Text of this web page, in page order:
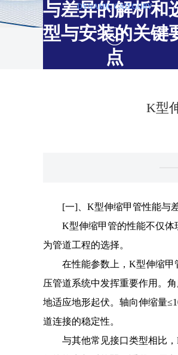
与差异的解析和
型与安装的关键
点
DYNAMIC CATEGORY
K型
[一]、K型伸缩甲管性能与
K型伸缩甲管的性能不仅
为管道工程的选择。
在性能参数上，K型伸缩甲
压管道系统中发挥重要作用。
地适应地形起伏。轴向伸缩量
道连接的稳定性。
与其他常见接口类型相比